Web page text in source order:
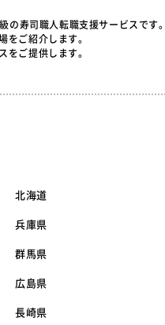
の寿司職人転職支援サービスです。
をご紹介します。
をご提供します。
北海道
兵庫県
群馬県
広島県
長崎県